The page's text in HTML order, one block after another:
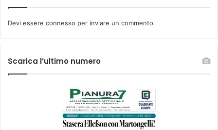
Devi essere connesso per inviare un commento.
Scarica l’ultimo numero